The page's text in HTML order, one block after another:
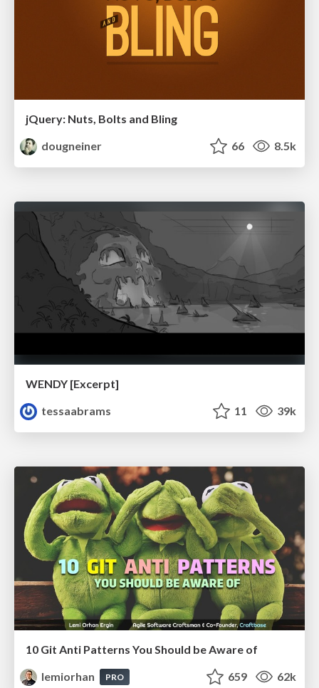
jQuery: Nuts, Bolts and Bling
dougneiner
66 8.5k
WENDY [Excerpt]
tessaabrams
11 39k
10 Git Anti Patterns You Should be Aware of
lemiorhan
PRO 659 62k